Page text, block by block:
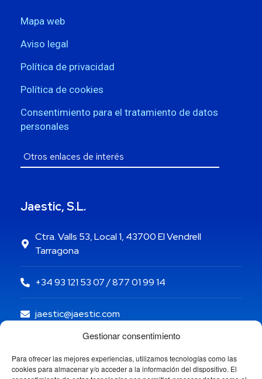
Gestionar consentimiento
Para ofrecer las mejores experiencias, utilizamos tecnologías como las
cookies para almacenar y/o acceder a la información del dispositivo. El
Mapa web
Aviso legal
Política de privacidad
Política de cookies
Consentimiento para el tratamiento de datos
personales
Jaestic, S.L.
Ctra. Valls 53, Local 1, 43700 El Vendrell
Tarragona
+34 93 121 53 07 / 877 01 99 14
jaestic@jaestic.com